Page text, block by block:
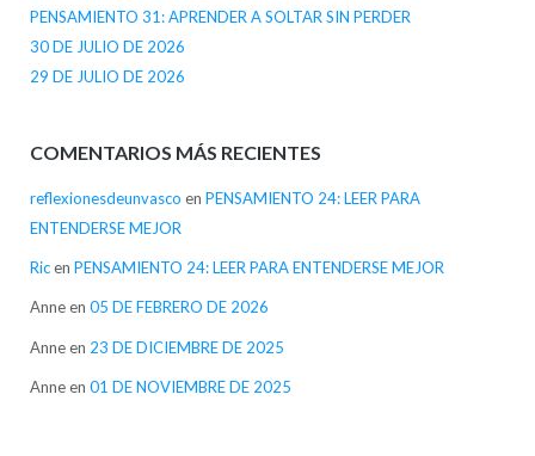
PENSAMIENTO 31: APRENDER A SOLTAR SIN PERDER
30 DE JULIO DE 2026
29 DE JULIO DE 2026
COMENTARIOS MÁS RECIENTES
reflexionesdeunvasco en PENSAMIENTO 24: LEER PARA
ENTENDERSE MEJOR
Ricen PENSAMIENTO 24: LEER PARA ENTENDERSE MEJOR
Anneen 05 DE FEBRERO DE 2026
Anneen 23 DE DICIEMBRE DE 2025
Anneen 01 DE NOVIEMBRE DE 2025